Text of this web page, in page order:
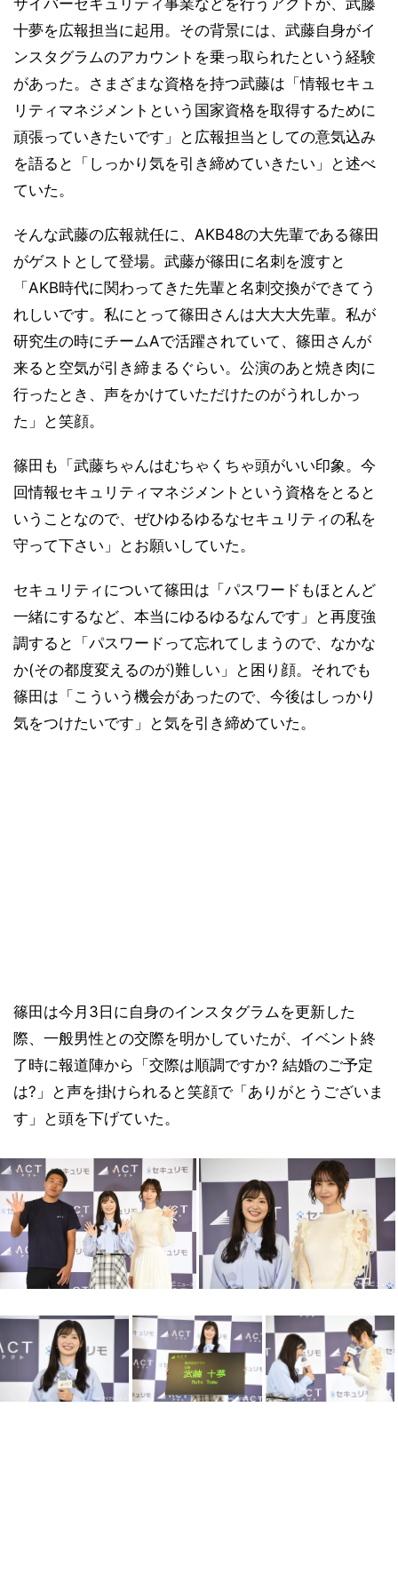
十夢を広報担当に起用。その背景には、武藤自身がイ
ンスタグラムのアカウントを乗っ取られたという経験
があった。さまざまな資格を持つ武藤は「情報セキュ
リティマネジメントという国家資格を取得するために
頑張っていきたいです」と広報担当としての意気込み
を語ると「しっかり気を引き締めていきたい」と述べ
ていた。
そんな武藤の広報就任に、AKB48の大先輩である篠田
がゲストとして登場。武藤が篠田に名刺を渡すと
「AKB時代に関わってきた先輩と名刺交換ができてう
れしいです。私にとって篠田さんは大大大先輩。私が
研究生の時にチームAで活躍されていて、篠田さんが
来ると空気が引き締まるぐらい。公演のあと焼き肉に
行ったとき、声をかけていただけたのがうれしかっ
た」と笑顔。
篠田も「武藤ちゃんはむちゃくちゃ頭がいい印象。今
回情報セキュリティマネジメントという資格をとると
いうことなので、ぜひゆるゆるなセキュリティの私を
守って下さい」とお願いしていた。
セキュリティについて篠田は「パスワードもほとんど
一緒にするなど、本当にゆるゆるなんです」と再度強
調すると「パスワードって忘れてしまうので、なかな
か(その都度変えるのが)難しい」と困り顔。それでも
篠田は「こういう機会があったので、今後はしっかり
気をつけたいです」と気を引き締めていた。
篠田は今月3日に自身のインスタグラムを更新した
際、一般男性との交際を明かしていたが、イベント終
了時に報道陣から「交際は順調ですか? 結婚のご予定
は?」と声を掛けられると笑顔で「ありがとうございま
す」と頭を下げていた。